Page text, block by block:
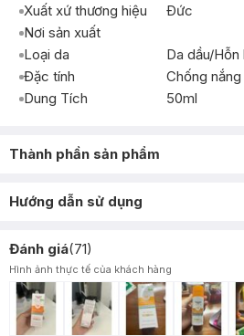
Xuất xứ thương hiệu
Ðức
Nơi sản xuất
Loại da
Da dầu/Hỗn
Đặc tính
Chống
Dung Tích
50ml
Thành phần sản phẩm
Hướng dẫn sử dụng
Đánh giá(71)
Hình ảnh thực tế của khách hàng